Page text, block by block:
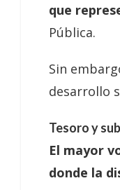
que
Pública.
Sin
desarrollo
Tesoro y
El mayor
donde la